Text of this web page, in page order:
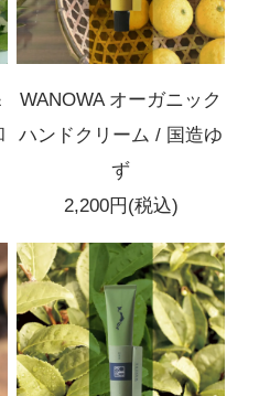
WANOWA オーガニック
ハンドクリーム / 国造ゆ
ず
2,200円(税込)